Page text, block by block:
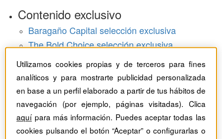
Contenido exclusivo
Baragaño Capital selección exclusiva
The Bold Choice selección exclusiva
Top Employers selección exclusiva
Hemeroteca
Monográficos
Dossieres
Utilizamos cookies propias y de terceros para fines
analíticos y para mostrarte publicidad personalizada
en base a un perfil elaborado a partir de tus hábitos de
navegación (por ejemplo, páginas visitadas). Clica
aquípara más información. Puedes aceptar todas las
cookies pulsando el botón “Aceptar” o configurarlas o